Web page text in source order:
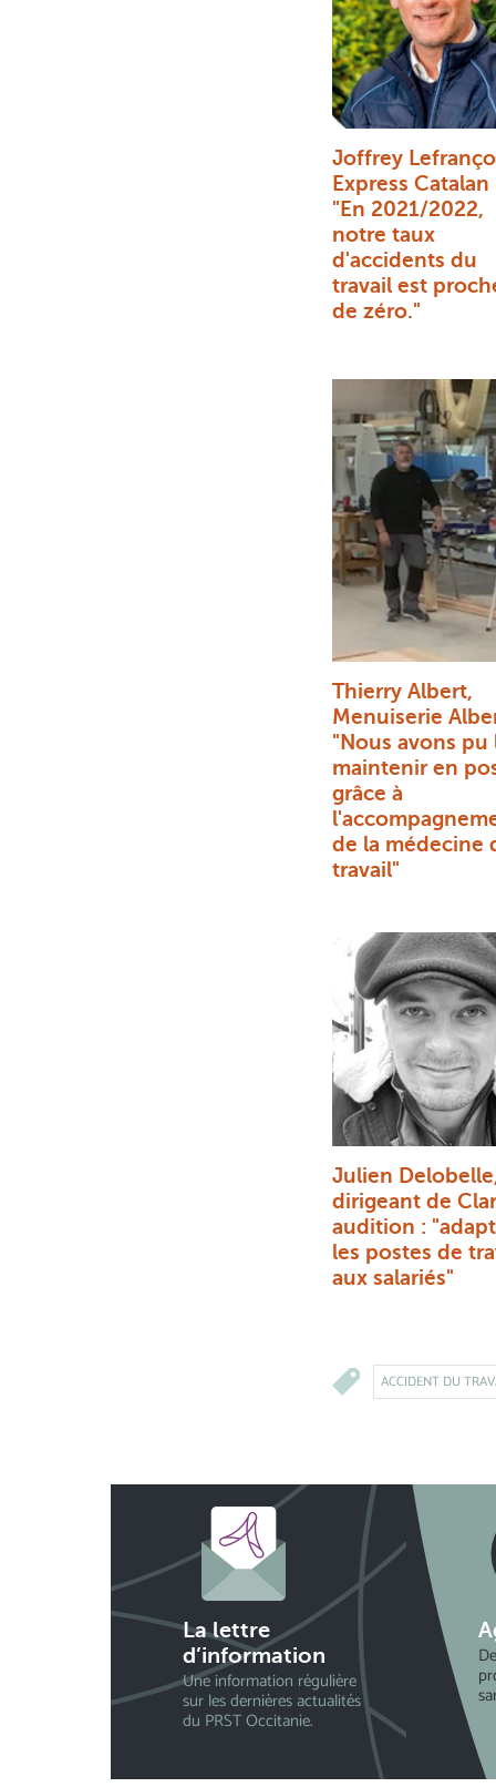
Joffrey
Express Catalan
"En 2021/2022,
notre taux
d'accidents du
travail est
de zéro."
Thierry Albert,
Menuiserie
"Nous avons pu
maintenir en
grâce à
de la médecine
travail"
Julien
dirigeant de
audition :
les postes de
aux salariés"
ACCIDENT DU
La lettre
d’information
Une information régulière
sur les dernières actualités
du PRST Occitanie.